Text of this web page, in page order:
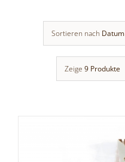
Sortieren nach Datum
Zeige 9 Produkte